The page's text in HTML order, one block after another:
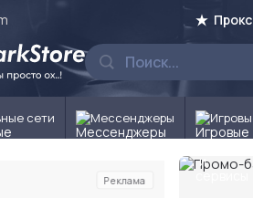
сети Мессенджеры
Реклама